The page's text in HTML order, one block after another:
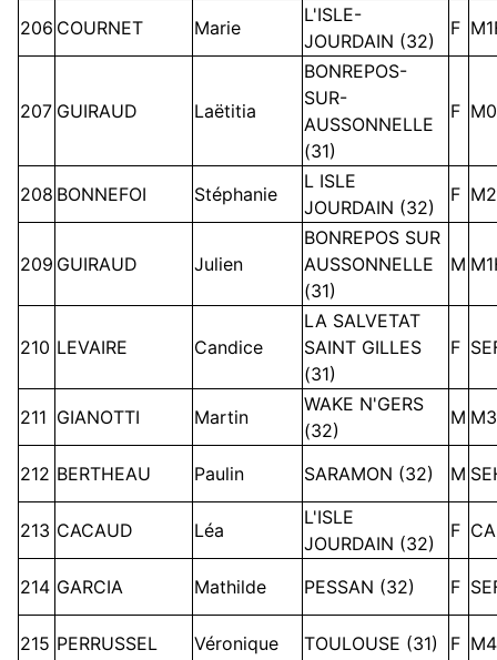
206 COURNET Marie
L'ISLE-
JOURDAIN (32)
F
207 GUIRAUD Laëtitia
BONREPOS-
SUR-
AUSSONNELLE
(31)
F
208 BONNEFOI Stéphanie
L ISLE
JOURDAIN (32)
F
209 GUIRAUD Julien
BONREPOS SUR
AUSSONNELLE
(31)
M
210 LEVAIRE Candice
LA SALVETAT
SAINT GILLES
(31)
F
211 GIANOTTI Martin
WAKE N'GERS
(32)
M
212 BERTHEAU Paulin SARAMON (32) M
213 CACAUD Léa
L'ISLE
JOURDAIN (32)
F
214 GARCIA Mathilde PESSAN (32) F
215 PERRUSSEL Véronique TOULOUSE (31) F